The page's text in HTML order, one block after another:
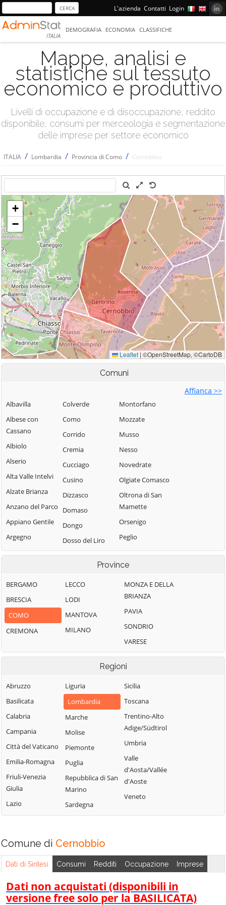
L'azienda Contatti Login
ITALIA
DEMOGRAFIA ECONOMIA CLASSIFICHE
Mappe, analisi e
statistiche sul tessuto
economico e produttivo
Livelli di occupazione e di disoccupazione, reddito
disponibile, consumi per merceologia e segmentazione
delle imprese per settore economico
ITALIA / Lombardia / Provincia di Como / Cernobbio
Comuni
Affianca >>
Albavilla
Albese con
Cassano
Albiolo
Alserio
Alta Valle Intelvi
Alzate Brianza
Anzano del Parco
Appiano Gentile
Argegno
Arosio
Barni
Bellagio
Bene Lario
Beregazzo con
Binago
Blessagno
Blevio
Bregnano
Brenna
Brienno
Brunate
Bulgarograsso
Cabiate
Cadorago
Canzo
Capiago
Intimiano
Colverde
Como
Corrido
Cremia
Cucciago
Cusino
Dizzasco
Domaso
Dongo
Dosso del Liro
Erba
Faggeto Lario
Faloppio
Fenegrò
Figino Serenza
Grandate
Grandola ed Uniti
Gravedona ed
Uniti
Griante
Guanzate
Inverigo
Laglio
Laino
Lasnigo
Lezzeno
Limido Comasco
Lipomo
Livo
Montorfano
Mozzate
Musso
Nesso
Novedrate
Olgiate Comasco
Oltrona di San
Mamette
Orsenigo
Peglio
Pianello del Lario
Pigra
Plesio
Pognana Lario
Ponna
Ponte Lambro
Porlezza
Proserpio
Rezzago
Rodero
Rovellasca
Rovello Porro
San Nazzaro Val
Schignano
Senna Comasco
Solbiate con
Cagno
Province
BERGAMO
BRESCIA
COMO
CREMONA
LECCO
LODI
MANTOVA
MILANO
MONZA E DELLA
BRIANZA
PAVIA
SONDRIO
VARESE
Regioni
Abruzzo
Basilicata
Calabria
Campania
Città del Vaticano
Emilia-Romagna
Friuli-Venezia
Giulia
Lazio
Liguria
Lombardia
Marche
Molise
Piemonte
Puglia
Repubblica di San
Marino
Sardegna
Sicilia
Toscana
Trentino-Alto
Adige/Südtirol
Umbria
Valle
d'Aosta/Vallée
d'Aoste
Veneto
Comune di Cernobbio
Dati di Sintesi Consumi Redditi Occupazione Imprese
Dati non acquistati (disponibili in
versione free solo per la BASILICATA)